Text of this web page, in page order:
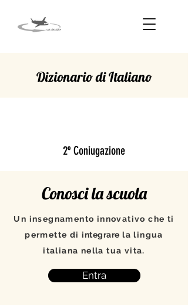
Dizionario di Italiano
2º Coniugazione
Conosci la scuola
Un insegnamento innovativo che ti
permette diintegrare la lingua
italiana nella tua vita.
Entra